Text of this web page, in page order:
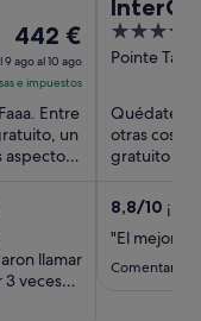
El
precio
es
de
442 €
por
ago
al
442 €
9 ago al 10 ago
e impuestos
Entre
un
aspectos
llamar
3 veces
by IHG
4
out
5
Pointe Tata
Quédate
otras
gratuito y 2
8,8/10
"El mejor
Comentario